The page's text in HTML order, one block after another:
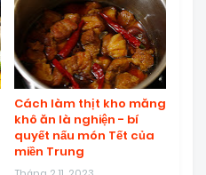
Cách làm thịt kho măng
khô ăn là nghiện - bí
quyết nấu món Tết của
miền Trung